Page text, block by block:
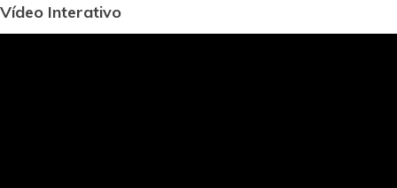
Vídeo Interativo